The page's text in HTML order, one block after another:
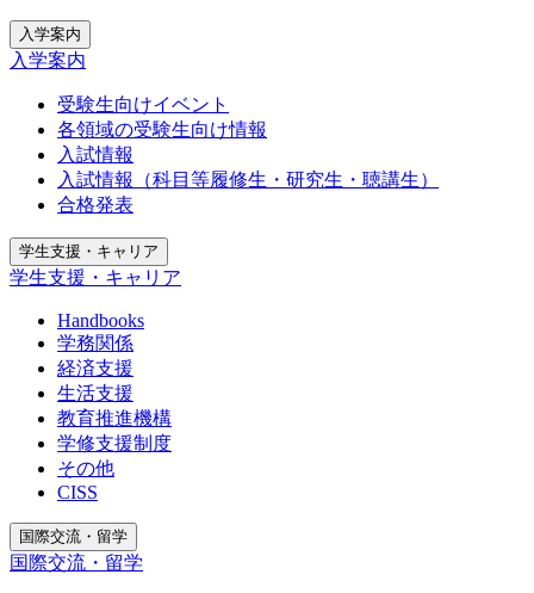
入学案内
入学案内
受験生向けイベント
各領域の受験生向け情報
入試情報
入試情報（科目等履修生・研究生・聴講生）
合格発表
学生支援・キャリア
学生支援・キャリア
Handbooks
学務関係
経済支援
生活支援
教育推進機構
学修支援制度
その他
CISS
国際交流・留学
国際交流・留学